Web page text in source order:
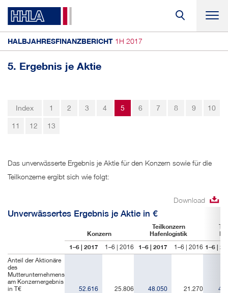
HALBJAHRESFINANZBERICHT 1H 2017
Pensionsrückstellungen
Investitionen
Finanzinstrumente
5. Ergebnis je Aktie
Index 1 2 3 4 5 6 7 8 9 10
11 12 13
Das unverwässerte Ergebnis je Aktie für den Konzern sowie für die
Teilkonzerne ergibt sich wie folgt:
Download
Unverwässertes Ergebnis je Aktie in €
Konzern
Teilkonzern
Hafenlogistik
1–6 | 2017
1–6 | 2016 1–6 | 2017 1–6 | 2016 1–6 |
Anteil der Aktionäre
des
Mutterunternehmens
am Konzernergebnis
in T€
52.616 25.806 48.050 21.270